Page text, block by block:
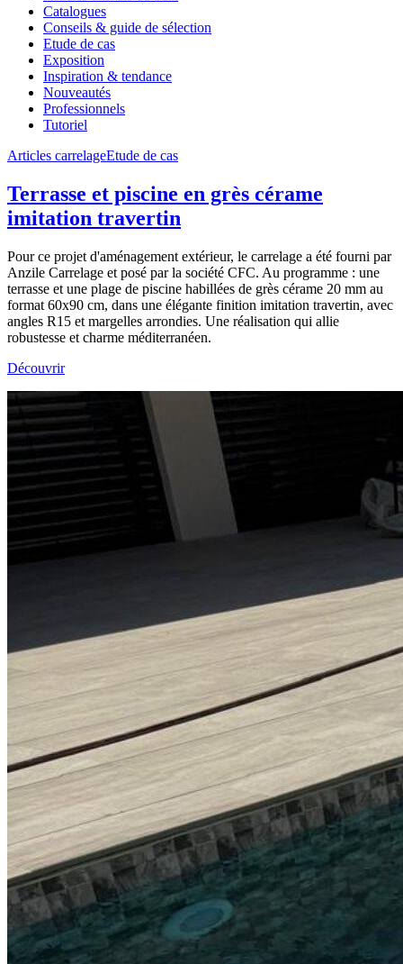
Catalogues
Conseils & guide de sélection
Etude de cas
Exposition
Inspiration & tendance
Nouveautés
Professionnels
Tutoriel
Articles carrelageEtude de cas
Terrasse et piscine en grès cérame
imitation travertin
Pour ce projet d'aménagement extérieur, le carrelage a été fourni par
Anzile Carrelage et posé par la société CFC. Au programme : une
terrasse et une plage de piscine habillées de grès cérame 20 mm au
format 60x90 cm, dans une élégante finition imitation travertin, avec
angles R15 et margelles arrondies. Une réalisation qui allie
robustesse et charme méditerranéen.
Découvrir